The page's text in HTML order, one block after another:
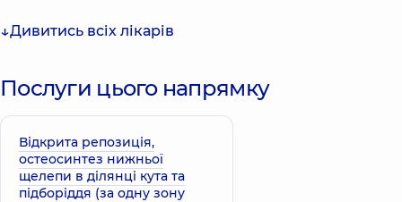
Хірург щелепно-
Чепурний Юрій
Хірург щелепно-
лицевий,20 років
досвіду
Дивитись всіх лікарів
Послуги цього напрямку
Відкрита репозиція,
остеосинтез нижньої
щелепи в ділянці кута та
підборіддя (за одну зону